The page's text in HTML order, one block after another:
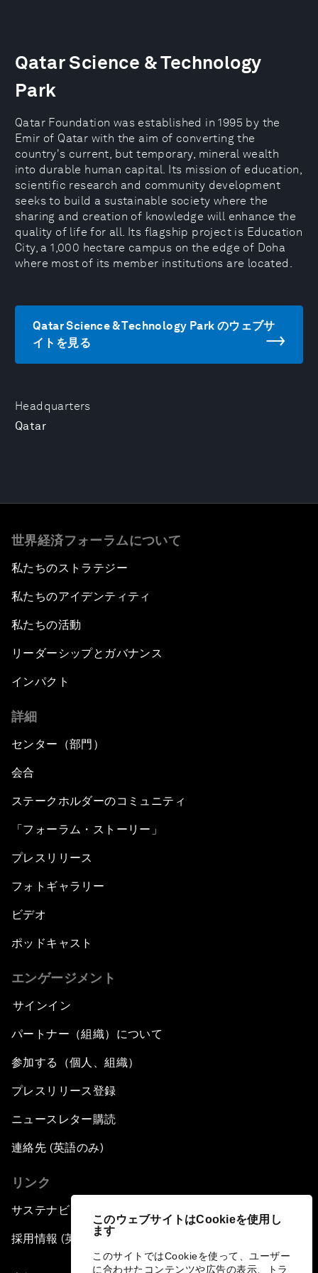
このウェブサイトはCookieを使用し
ます
このサイトではCookieを使って、ユーザー
に合わせたコンテンツや広告の表示、トラ
Headquarters
Qatar
Qatar Science & Technology
Park
Qatar Foundation was established in 1995 by the
Emir of Qatar with the aim of converting the
country's current, but temporary, mineral wealth
into durable human capital. Its mission of education,
scientific research and community development
seeks to build a sustainable society where the
sharing and creation of knowledge will enhance the
quality of life for all. Its flagship project is Education
City, a 1,000 hectare campus on the edge of Doha
where most of its member institutions are located.
Qatar Science & Technology Park のウェブサ
イトを見る
世界経済フォーラムについて
私たちのストラテジー
私たちのアイデンティティ
私たちの活動
リーダーシップとガバナンス
インパクト
詳細
センター（部門）
会合
ステークホルダーのコミュニティ
「フォーラム・ストーリー」
プレスリリース
フォトギャラリー
ビデオ
ポッドキャスト
エンゲージメント
サインイン
パートナー（組織）について
参加する（個人、組織）
プレスリリース登録
ニュースレター購読
連絡先 (英語のみ)
リンク
サステナビリティへの取り組み
採用情報 (英語のみ)